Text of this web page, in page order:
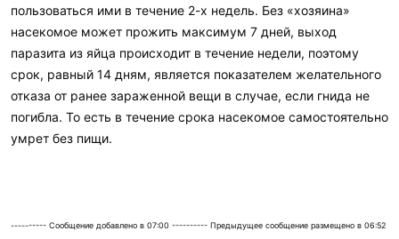
пользоваться ими в течение 2-х недель. Без «хозяина»
насекомое может прожить максимум 7 дней, выход
паразита из яйца происходит в течение недели, поэтому
срок, равный 14 дням, является показателем желательного
отказа от ранее зараженной вещи в случае, если гнида не
погибла. То есть в течение срока насекомое самостоятельно
умрет без пищи.
---------- Сообщение добавлено в 07:00 ---------- Предыдущее сообщение размещено в 06:52